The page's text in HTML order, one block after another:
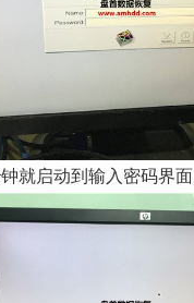
就启动到输入密码界面